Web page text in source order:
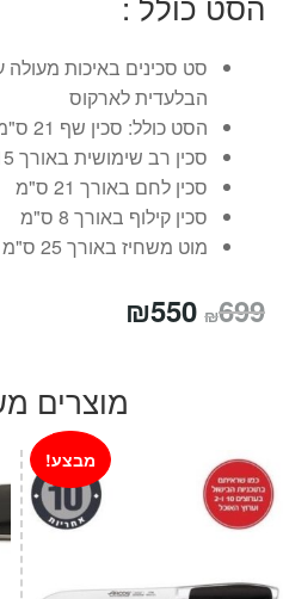
סט סכינים באיכות
הבלעדית לארקוס
הסט כולל: סכין שף 21 ס"מ
סכין רב שימושית באורך 15 ס"מ
סכין לחם באורך 21 ס"מ
סכין קילוף באורך 8 ס"מ
מוט משחיז באורך 25 ס"מ לשמירה על הסכינים
₪699 המחיר
₪550
הוא:
₪550.
מוצרים
מבצע!